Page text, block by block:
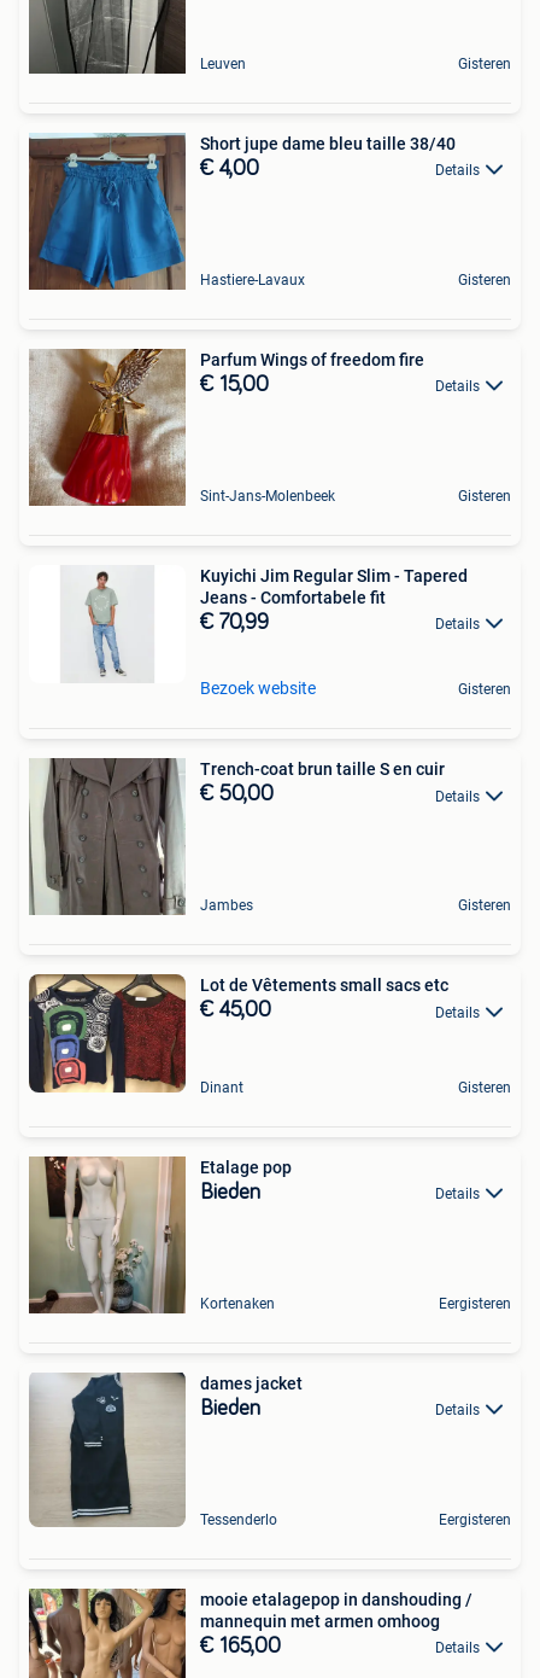
Leuven Gisteren
Short jupe dame bleu taille 38/40
€ 4,00 Details
Hastiere-Lavaux Gisteren
Parfum Wings of freedom fire
€ 15,00 Details
Sint-Jans-Molenbeek Gisteren
Kuyichi Jim Regular Slim - Tapered
Jeans - Comfortabele fit
€ 70,99 Details
Bezoek website Gisteren
Trench-coat brun taille S en cuir
€ 50,00 Details
Jambes Gisteren
Lot de Vêtements small sacs etc
€ 45,00 Details
Dinant Gisteren
Etalage pop
Bieden Details
Kortenaken Eergisteren
dames jacket
Bieden Details
Tessenderlo Eergisteren
mooie etalagepop in danshouding /
mannequin met armen omhoog
€ 165,00 Details